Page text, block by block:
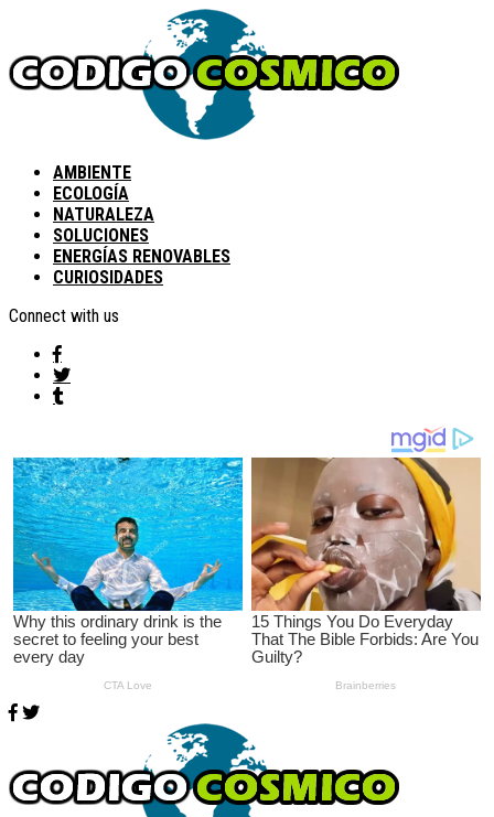
AMBIENTE
ECOLOGÍA
NATURALEZA
SOLUCIONES
ENERGÍAS RENOVABLES
CURIOSIDADES
Connect with us